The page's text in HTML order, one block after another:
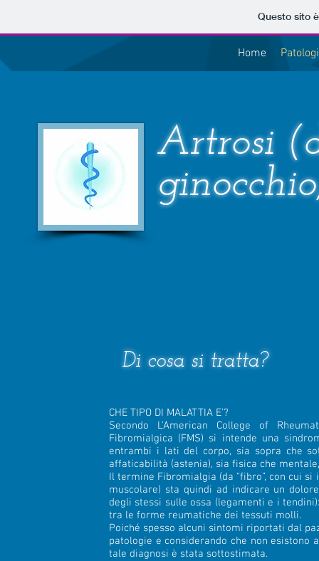
Questo sito
Home
Artrosi
Di cosa si tratta?
CHE TIPO DI MALATTIA E'?
Secondo L'American College of
Fibromialgica (FMS) si intende una
entrambi i lati del corpo, sia sopra che
affaticabilità (astenia), sia fisica che
Il termine Fibromialgia (da “fibro”, con cui
muscolare) sta quindi ad indicare un
degli stessi sulle ossa (legamenti e i
tra le forme reumatiche dei tessuti molli.
Poiché spesso alcuni sintomi riportati dal
patologie e considerando che non
tale diagnosi è stata sottostimata.